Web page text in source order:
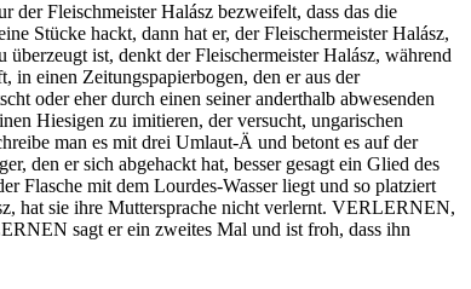
Fleischmeister Halász bezweifelt, dass das die
Stücke hackt, dann hat er, der Fleischermeister Halász,
ist, denkt der Fleischermeister Halász, während
in einen Zeitungspapierbogen, den er aus der
oder eher durch einen seiner anderthalb abwesenden
Hiesigen zu imitieren, der versucht, ungarischen
man es mit drei Umlaut-Ä und betont es auf der
den er sich abgehackt hat, besser gesagt ein Glied des
Flasche mit dem Lourdes-Wasser liegt und so platziert
hat sie ihre Muttersprache nicht verlernt. VERLERNEN,
sagt er ein zweites Mal und ist froh, dass ihn